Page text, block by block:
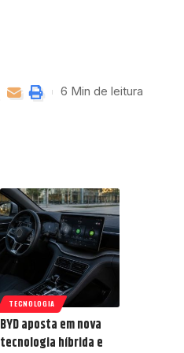
6 Min de leitura
TECNOLOGIA
BYD aposta em nova
tecnologia híbrida e